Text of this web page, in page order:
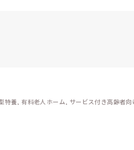
特養, 有料老人ホーム, サービス付き高齢者